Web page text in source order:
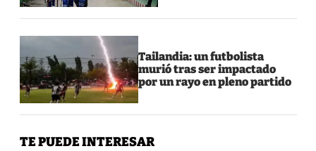
Tailandia: un futbolista
murió tras ser impactado
por un rayo en pleno partido
TE PUEDE INTERESAR